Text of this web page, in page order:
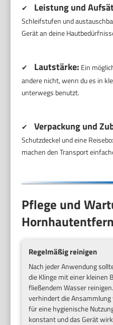
✔ Leistung und
Schleifstufen und
Gerät an deine
✔ Lautstärke: Ein
andere nicht, wenn du es in
unterwegs benutzt.
✔ Verpackung und
Schutzdeckel und eine
machen den Transport
Pflege und
Regelmäßig reinigen
Nach jeder Anwendung
die Klinge mit einer kleinen
fließendem Wasser
verhindert die
für eine hygienische
konstant und das Gerät